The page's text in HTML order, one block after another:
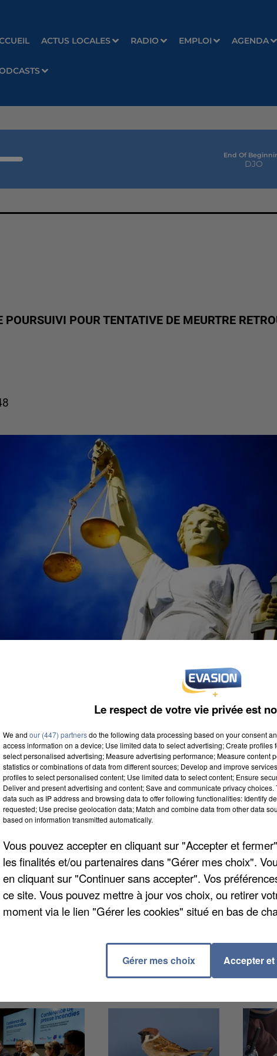
ACTUS LOCALES RADIO EMPLOI AGENDA
End Of
DJO
POUR TENTATIVE DE MEURTRE
provisoire. La cour d’assises de Seine-et-Marne
remonte à l’été 2022, à Thorigny-sur-Marne. Ce
sans raison, deux de ses amis. Un passage à l’acte
de cannabis. Il avait ensuite été arrêté dans la
VUS
Le respect de votre vie privée est
We and our (447) partnersdo the following data processing based on your consent
access information on a device; Use limited data to select advertising; Create
select personalised advertising; Measure advertising performance; Measure content
statistics or combinations of data from different sources; Develop and improve
profiles to select personalised content; Use limited data to select content; Ensure
Deliver and present advertising and content; Save and communicate privacy
data such as IP address and browsing data to offer following functionalities: Identify
requested; Use precise geolocation data; Match and combine data from other data
based on information transmitted automatically.
Vous pouvez accepter en cliquant sur "Accepter et
les finalités et/ou partenaires dans "Gérer mes choix".
en cliquant sur "Continuer sans accepter". Vos
ce site. Vous pouvez mettre à jour vos choix, ou retirer
moment via le lien "Gérer les cookies" situé en bas de
Gérer mes choix Accepter